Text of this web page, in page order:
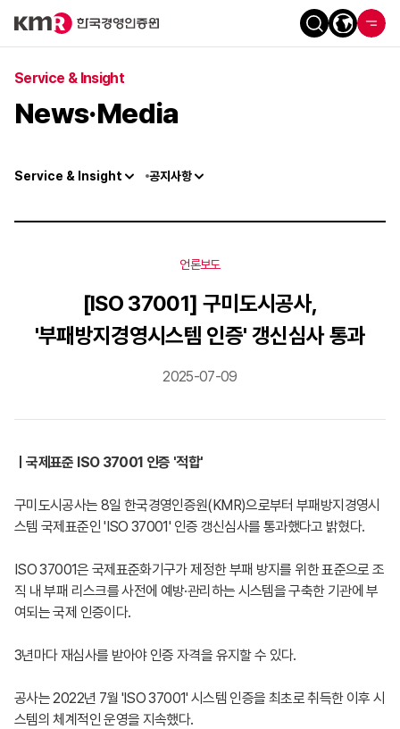
Service & Insight
News·Media
Service & Insight 공지사항
언론보도
[ISO 37001] 구미도시공사,
'부패방지경영시스템 인증' 갱신심사 통과
2025-07-09
ㅣ국제표준 ISO 37001 인증 '적합'
구미도시공사는 8일 한국경영인증원(KMR)으로부터 부패방지경영시
스템 국제표준인 'ISO 37001' 인증 갱신심사를 통과했다고 밝혔다.
ISO 37001은 국제표준화기구가 제정한 부패 방지를 위한 표준으로 조
직 내 부패 리스크를 사전에 예방·관리하는 시스템을 구축한 기관에 부
여되는 국제 인증이다.
3년마다 재심사를 받아야 인증 자격을 유지할 수 있다.
공사는 2022년 7월 'ISO 37001' 시스템 인증을 최초로 취득한 이후 시
스템의 체계적인 운영을 지속했다.